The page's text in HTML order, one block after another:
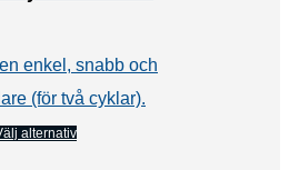
enkel, snabb och
(för två cyklar).
kr
alternativDen